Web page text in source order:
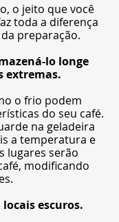
o jeito que você
toda a diferença
preparação.
lo longe
extremas.
o frio podem
do seu café.
na geladeira
a temperatura e
lugares serão
modificando
escuros.